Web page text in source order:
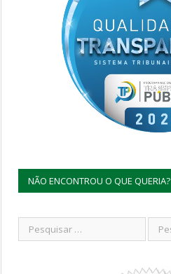
NÃO ENCONTROU O QUE QUERIA?